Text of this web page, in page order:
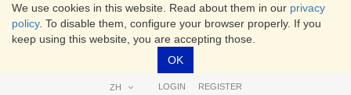
We use cookies in this website. Read about them in our privacy
policy. To disable them, configure your browser properly. If you
keep using this website, you are accepting those.
OK
ZH LOGIN REGISTER